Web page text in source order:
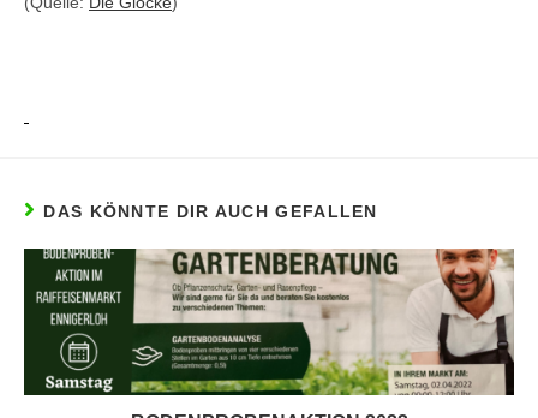
DAS KÖNNTE DIR AUCH GEFALLEN